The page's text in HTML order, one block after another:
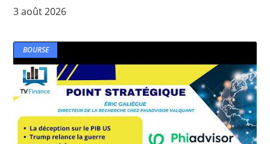
3 août 2026
BOURSE